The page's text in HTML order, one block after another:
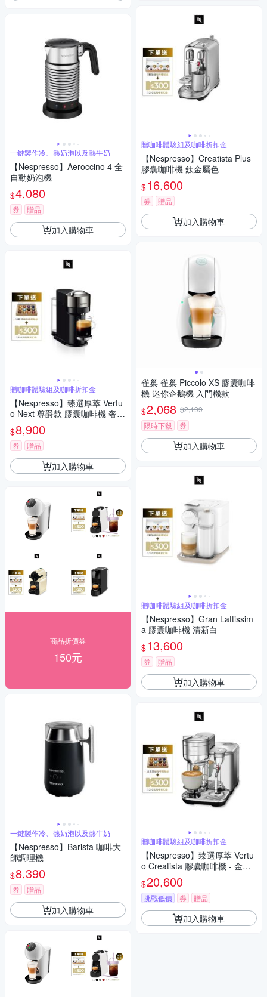
一鍵製作冷、熱奶泡以及熱牛奶
【Nespresso】Aeroccino 4 全
自動奶泡機
$4,080
券 贈品
加入購物車
贈咖啡體驗組及咖啡折扣金
【Nespresso】臻選厚萃 Vertu
o Next 尊爵款 膠囊咖啡機 奢華
銀
$8,900
券 贈品
加入購物車
商品折價券
150元
一鍵製作冷、熱奶泡以及熱牛奶
【Nespresso】Barista 咖啡大
師調理機
$8,390
券 贈品
加入購物車
贈咖啡體驗組及咖啡折扣金
【Nespresso】Creatista Plus
膠囊咖啡機 鈦金屬色
$16,600
券 贈品
加入購物車
雀巢 雀巢 Piccolo XS 膠囊咖啡
機 迷你企鵝機 入門機款
$2,068 $2,199
限時下殺
券
加入購物車
贈咖啡體驗組及咖啡折扣金
【Nespresso】Gran Lattissim
a 膠囊咖啡機 清新白
$13,600
券 贈品
加入購物車
贈咖啡體驗組及咖啡折扣金
【Nespresso】臻選厚萃 Vertu
o Creatista 膠囊咖啡機 - 金屬
色
$20,600
挑戰低價 券 贈品
加入購物車